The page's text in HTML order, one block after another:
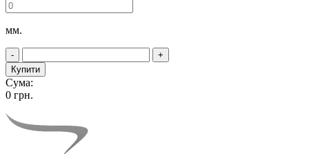
мм.
-
+
Купити
Сума:
0 грн.